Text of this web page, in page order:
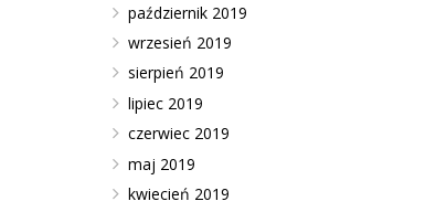
październik 2019
wrzesień 2019
sierpień 2019
lipiec 2019
czerwiec 2019
maj 2019
kwiecień 2019